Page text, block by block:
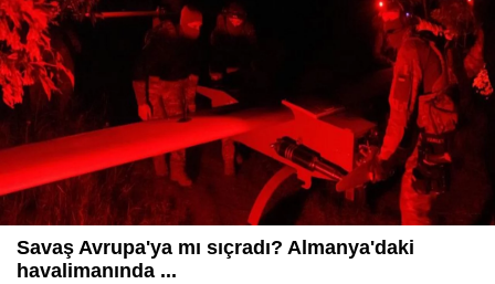
Savaş Avrupa'ya mı sıçradı? Almanya'daki
havalimanında ...